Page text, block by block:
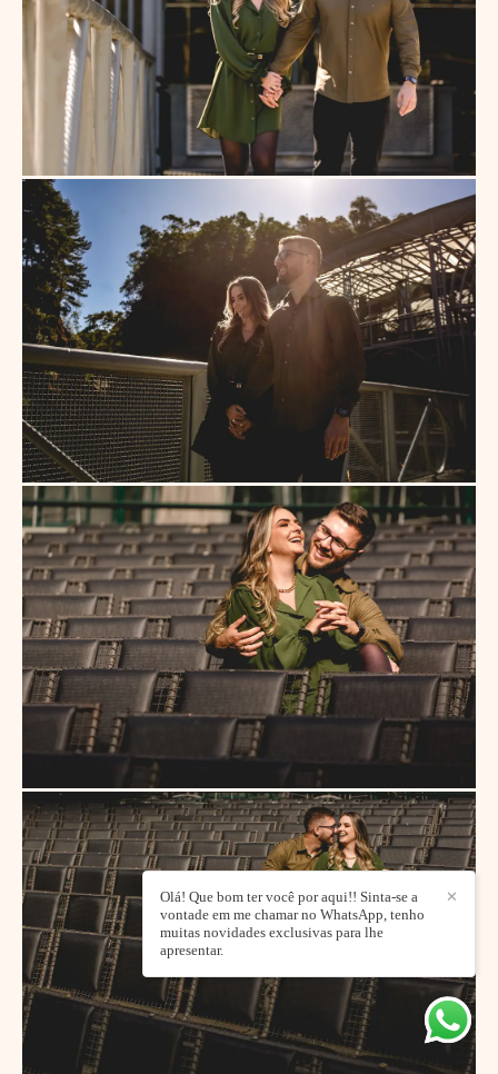
✕
Olá! Que bom ter você por aqui!! Sinta-se a
vontade em me chamar no WhatsApp, tenho
muitas novidades exclusivas para lhe
apresentar.